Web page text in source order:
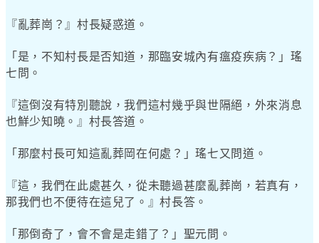
『亂葬崗？』村長疑惑道。
「是，不知村長是否知道，那臨安城內有瘟疫疾病？」瑤
七問。
『這倒沒有特別聽說，我們這村幾乎與世隔絕，外來消息
也鮮少知曉。』村長答道。
「那麼村長可知這亂葬岡在何處？」瑤七又問道。
『這，我們在此處甚久，從未聽過甚麼亂葬崗，若真有，
那我們也不便待在這兒了。』村長答。
「那倒奇了，會不會是走錯了？」聖元問。